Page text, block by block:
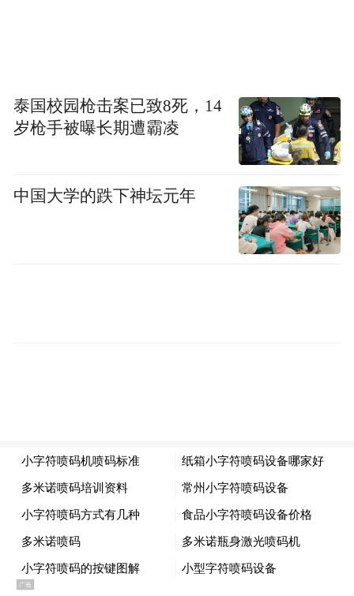
回望“十四五”，市北区以统揽全局的站位和
格局，不断积蓄产业转型升级发展的动能，
这一点在报告中也有明确提及：
过去五年，我们保持定力，在产业转型中固
本强基、向新提质，发展动能加速起势。
业领域的长期深耕。
与定力相辅相成的，是市北区在产业体系建
设上跑出加速度。加速，不仅是一个提高数
量级的过程，更是一个确定方向的过程。“十
泰国校园枪击案已致8死，14
岁枪手被曝长期遭霸凌
中国大学的跌下神坛元年